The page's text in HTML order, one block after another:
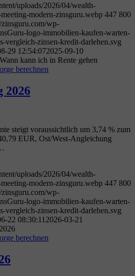
uploads/2026/04/wealth-
modern-zinsguru.webp 447 800
zinsguru.com/wp-
logo-immobilien-kaufen-warten-
vergleich-zinsen-kredit-darlehen.svg
29 12:54:072025-09-10
kann ich in Rente gehen
2026
steigt voraussichtlich um 3,74 % zum
EUR, Ost/West-Angleichung
uploads/2026/04/wealth-
modern-zinsguru.webp 447 800
zinsguru.com/wp-
logo-immobilien-kaufen-warten-
vergleich-zinsen-kredit-darlehen.svg
22 08:30:11 2026-03-21